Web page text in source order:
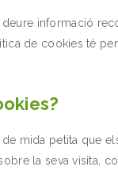
informació
de cookies té
mida petita que
la seva visita,